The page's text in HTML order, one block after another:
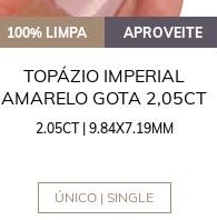
100% LIMPA APROVEITE
TOPÁZIO IMPERIAL
AMARELO GOTA 2,05CT
2.05CT | 9.84X7.19MM
ÚNICO | SINGLE